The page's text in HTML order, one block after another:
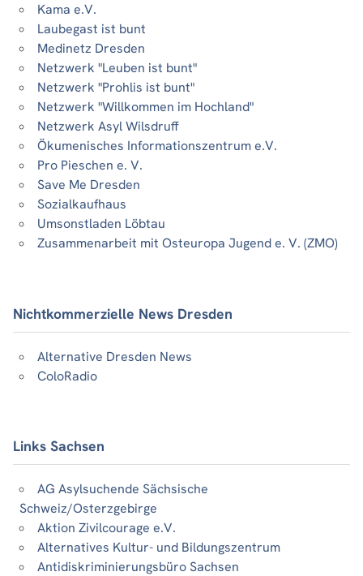
Kama e.V.
Laubegast ist bunt
Medinetz Dresden
Netzwerk "Leuben ist bunt"
Netzwerk "Prohlis ist bunt"
Netzwerk "Willkommen im Hochland"
Netzwerk Asyl Wilsdruff
Ökumenisches Informationszentrum e.V.
Pro Pieschen e. V.
Save Me Dresden
Sozialkaufhaus
Umsonstladen Löbtau
Zusammenarbeit mit Osteuropa Jugend e. V. (ZMO)
Nichtkommerzielle News Dresden
Alternative Dresden News
ColoRadio
Links Sachsen
AG Asylsuchende Sächsische
Schweiz/Osterzgebirge
Aktion Zivilcourage e.V.
Alternatives Kultur- und Bildungszentrum
Antidiskriminierungsbüro Sachsen